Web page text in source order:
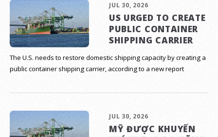
JUL 30, 2026
US URGED TO CREATE
PUBLIC CONTAINER
SHIPPING CARRIER
The U.S. needs to restore domestic shipping capacity by creating a
public container shipping carrier, according to a new report
JUL 30, 2026
MỸ ĐƯỢC KHUYẾN